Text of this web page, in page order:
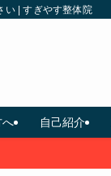
い | すぎやす整体院
へ 自己紹介